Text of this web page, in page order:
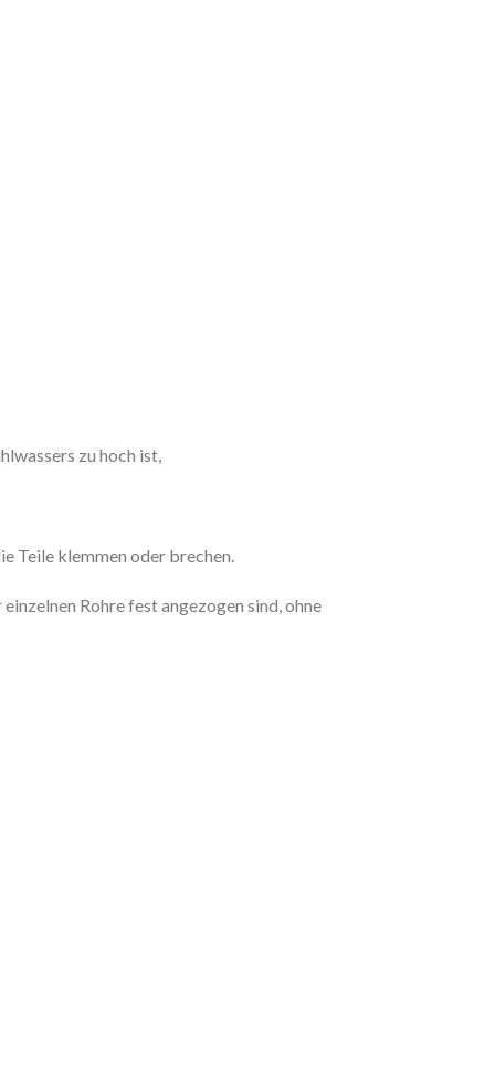
zu hoch ist,
Teile klemmen oder brechen.
Rohre fest angezogen sind, ohne